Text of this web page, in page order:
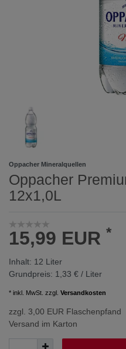
Oppacher Mineralquellen
Oppacher
12x1,0L
15,99 EUR *
Inhalt: 12 Liter
Grundpreis: 1,33 € / Liter
* inkl. MwSt. zzgl. Versandkosten
zzgl. 3,00 EUR Flaschenpfand
Versand im Karton